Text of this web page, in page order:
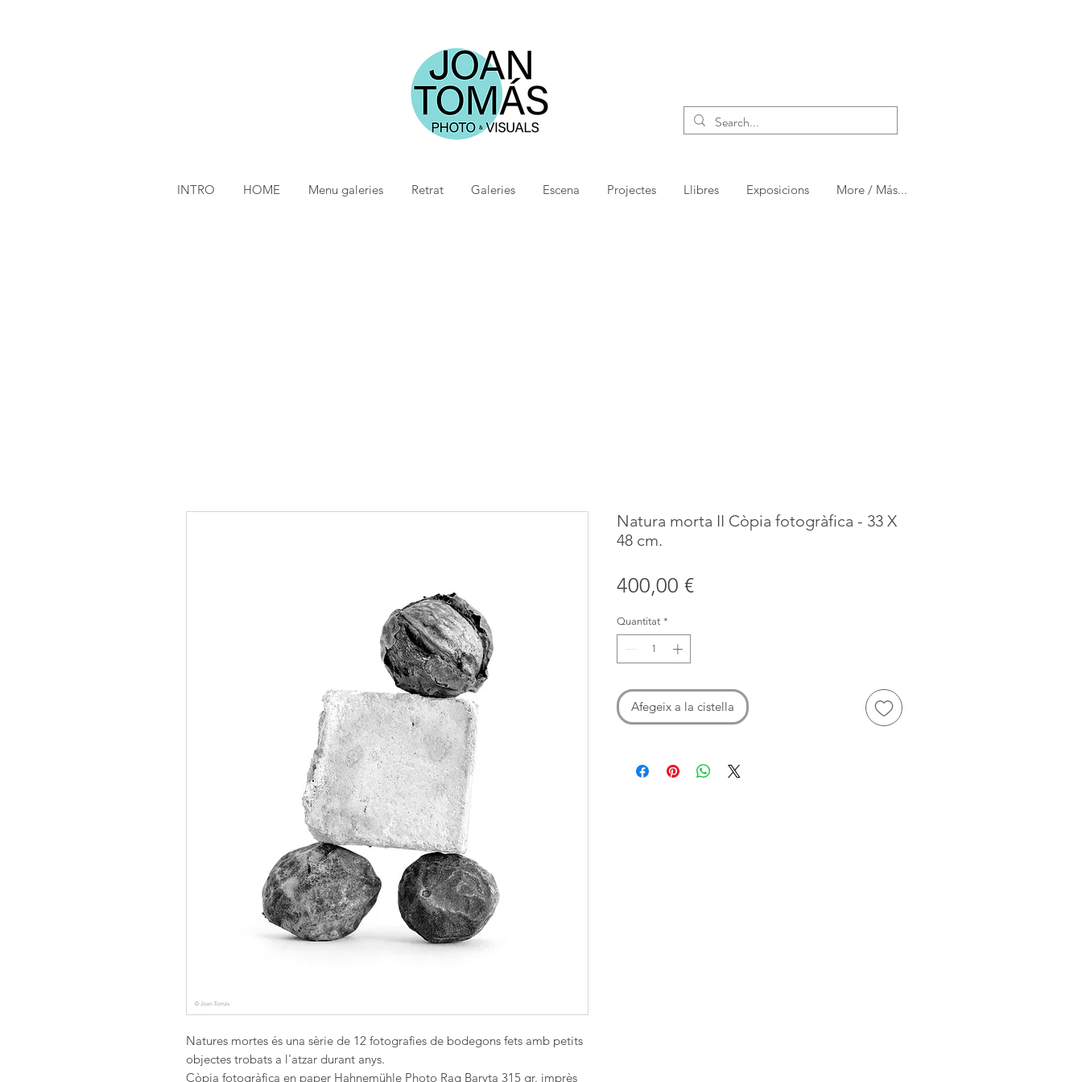
INTRO HOME Menu galeries Retrat Galeries Escena Projectes Llibres Exposicions More / Más...
Natures mortes és una sèrie de 12 fotografies de bodegons fets amb petits
objectes trobats a l'atzar durant anys.
Còpia fotogràfica en paper Hahnemühle Photo Rag Baryta 315 gr. imprès
Natura morta II Còpia fotogràfica - 33 X
48 cm.
400,00 €Price
Quantitat *
Afegeix a la cistella